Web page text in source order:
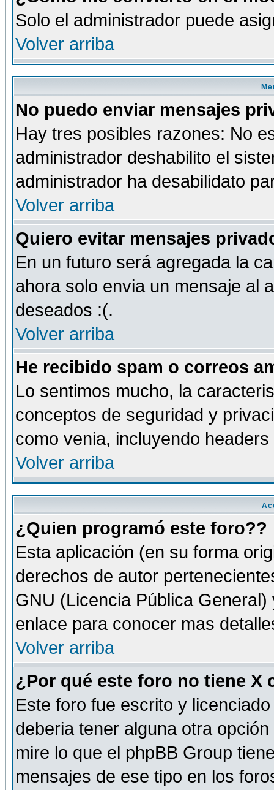
Solo el administrador puede
Volver arriba
No puedo enviar mensajes
Hay tres posibles razones: No
administrador deshabilito el
administrador ha desabilidato
Volver arriba
Quiero evitar mensajes
En un futuro será agregada la
ahora solo envia un mensaje al
deseados :(.
Volver arriba
He recibido spam o correos
Lo sentimos mucho, la
conceptos de seguridad y
como venia, incluyendo
Volver arriba
¿Quien programó este foro??
Esta aplicación (en su forma
derechos de autor
GNU (Licencia Pública
enlace para conocer mas
Volver arriba
¿Por qué este foro no tiene X
Este foro fue escrito y
deberia tener alguna otra
mire lo que el phpBB Group
mensajes de ese tipo en los